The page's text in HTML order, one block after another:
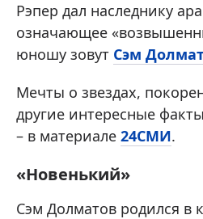
Рэпер дал наследнику
означающее
юношу зовут Сэм
Мечты о звездах,
другие интересные
– в материале 24СМИ.
«Новенький»
Сэм Долматов родился в